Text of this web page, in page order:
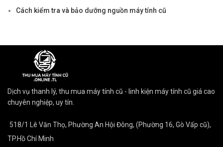
Cách kiểm tra và bảo dưỡng nguồn máy tính cũ
Dịch vụ thanh lý, thu mua máy tính cũ - linh kiện máy tính cũ giá cao
chuyên nghiệp, uy tín.
518/1 Lê Văn Thọ, Phường An Hội Đông, (Phường 16, Gò Vấp cũ),
TP.Hồ Chí Minh